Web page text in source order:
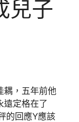
兒子
耦，五年前他
遠定格在了
的回應Y應該